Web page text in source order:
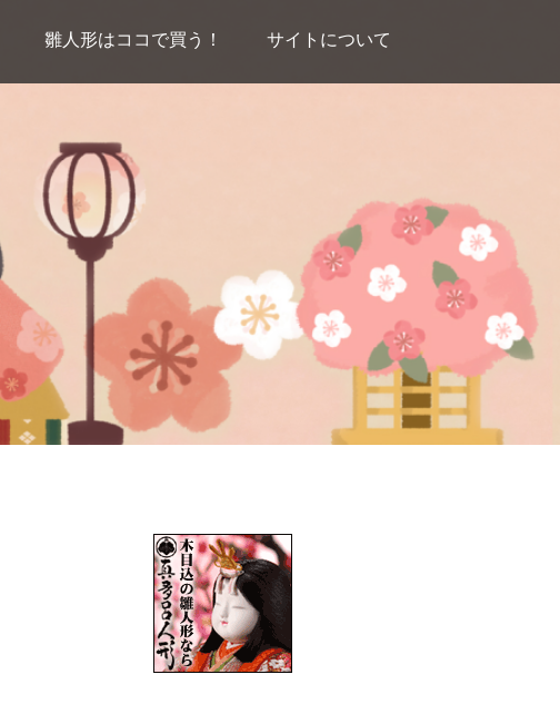
雛人形はココで買う！ サイトについて